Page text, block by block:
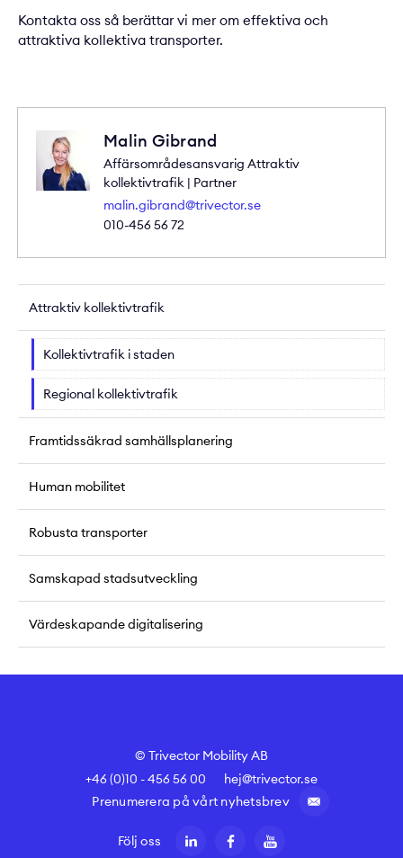
Attraktiv kollektivtrafik
Kollektivtrafik i staden
Regional kollektivtrafik
Framtidssäkrad samhällsplanering
Human mobilitet
Robusta transporter
Samskapad stadsutveckling
Värdeskapande digitalisering
Kontakta oss så berättar vi mer om effektiva och
attraktiva kollektiva transporter.
Malin Gibrand
Affärsområdesansvarig Attraktiv
kollektivtrafik | Partner
malin.gibrand@trivector.se
010-456 56 72
© Trivector Mobility AB
+46 (0)10 - 456 56 00
hej@trivector.se
Prenumerera på vårt nyhetsbrev
Följ oss